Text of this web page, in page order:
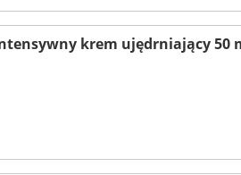
krem ujędrniający 50